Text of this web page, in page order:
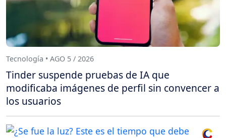
Tecnología • AGO 5 / 2026
Tinder suspende pruebas de IA que
modificaba imágenes de perfil sin convencer a
los usuarios